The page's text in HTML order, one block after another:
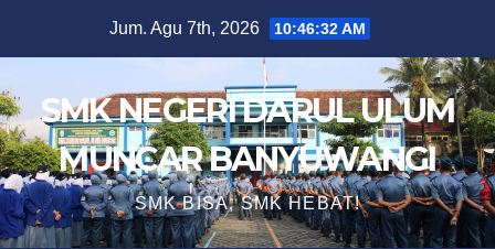
Jum. Agu 7th, 2026 10:46:33 AM
SMK NEGERI DARUL ULUM
MUNCAR BANYUWANGI
SMK BISA, SMK HEBAT!